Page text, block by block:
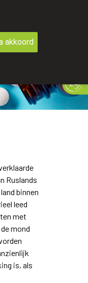
Ruslands
binnen
leed
met
mond
is, als
akkoord